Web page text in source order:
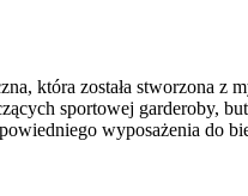
która została stworzona
sportowej garderoby,
wyposażenia